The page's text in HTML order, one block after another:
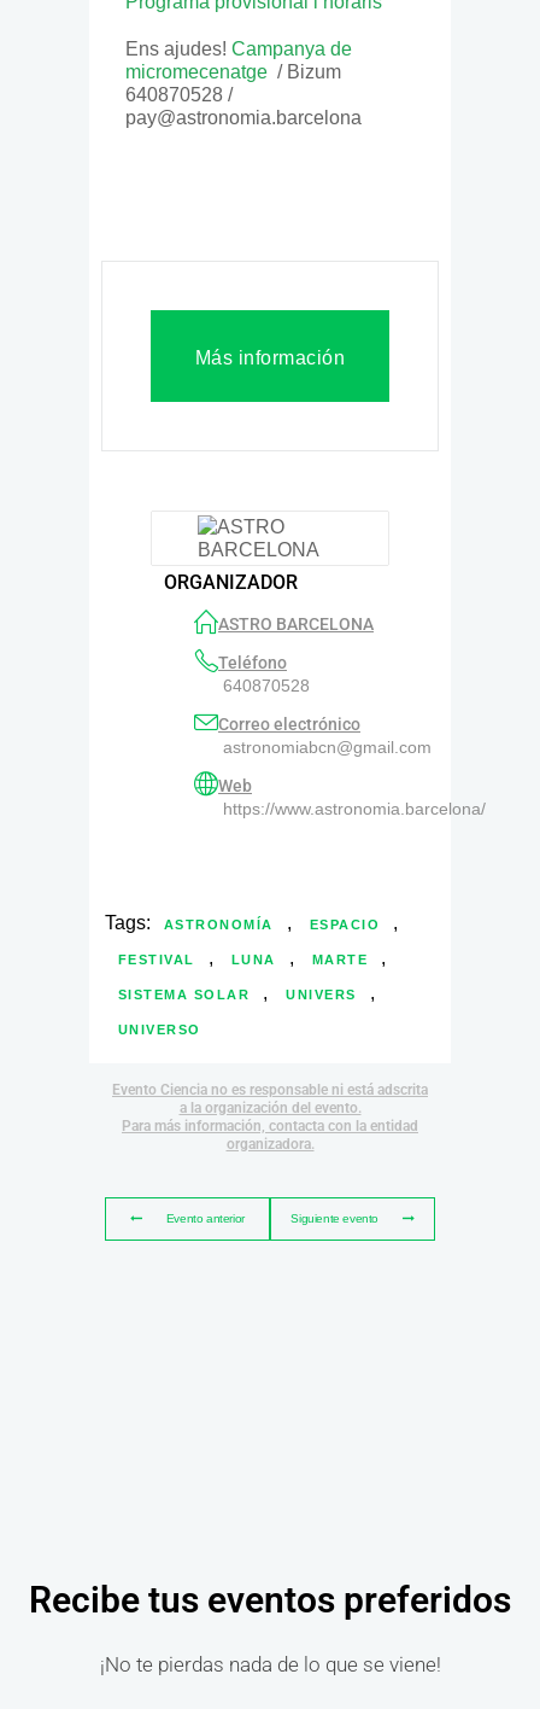
Ens ajudes! Campanya de
micromecenatge / Bizum
640870528 /
pay@astronomia.barcelona
Más información
ORGANIZADOR
ASTRO BARCELONA
Teléfono
640870528
Correo electrónico
astronomiabcn@gmail.com
Web
https://www.astronomia.barcelona/
Tags: ASTRONOMÍA , ESPACIO ,
FESTIVAL , LUNA , MARTE ,
SISTEMA SOLAR , UNIVERS ,
UNIVERSO
Evento Ciencia no es responsable ni está adscrita
a la organización del evento.
Para más información, contacta con la entidad
organizadora.
Evento anterior Siguiente evento
Recibe tus eventos preferidos
¡No te pierdas nada de lo que se viene!